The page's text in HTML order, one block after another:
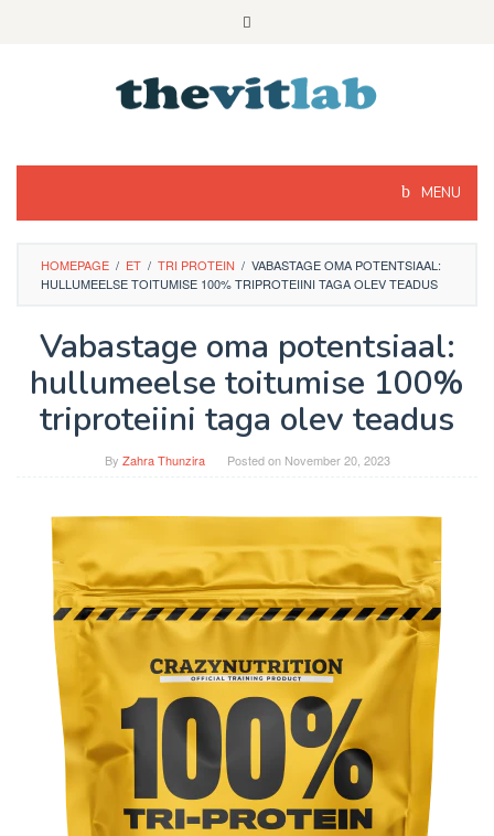
MENU
HOMEPAGE / ET / TRI PROTEIN / VABASTAGE OMA POTENTSIAAL:
HULLUMEELSE TOITUMISE 100% TRIPROTEIINI TAGA OLEV TEADUS
Vabastage oma potentsiaal:
hullumeelse toitumise 100%
triproteiini taga olev teadus
By Zahra Thunzira Posted on November 20, 2023